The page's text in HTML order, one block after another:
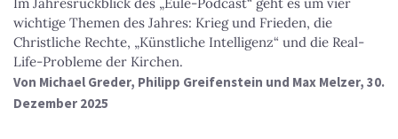
wichtige Themen des Jahres: Krieg und Frieden, die
Christliche Rechte, „Künstliche Intelligenz“ und die Real-
Life-Probleme der Kirchen.
Von Michael Greder, Philipp Greifenstein und Max Melzer, 30.
Dezember 2025